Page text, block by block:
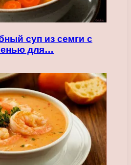
суп из семги с
для…